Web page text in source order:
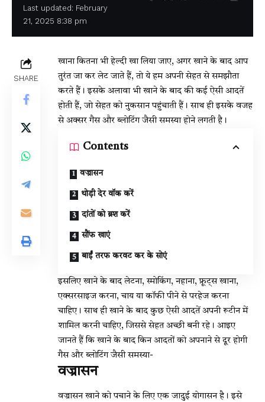
Last updated: February
21, 2025 8:38 pm
SHARE
खाना कितना भी हेल्दी खा लिया जाए, अगर खाने के बाद आप
तुरंत जा कर लेट जाते हैं, तो ये हम अपनी सेहत से समझौता
करते हैं। इसके अलावा भी खाने के बाद की कई ऐसी आदतें
होती हैं, जो सेहत को नुकसान पहुंचाती हैं। साथ ही इसके वजह
से अक्सर गैस और ब्लोटिंग जैसी समस्या होने लगती है।
Contents
वज्रासन
थोड़ी देर वॉक करें
दांतों को ब्रश करें
सौंफ खाएं
बाईं तरफ करवट कर के सोएं
इसलिए खाने के बाद लेटना, स्मोकिंग, नहाना, फ्रूट्स खाना,
एक्सरसाइज करना, चाय या कॉफी पीने से परहेज करना
चाहिए। साथ ही खाने के बाद कुछ ऐसी आदतें अपनी रूटीन में
शामिल करनी चाहिए, जिससे सेहत अच्छी बनी रहे। आइए
जानते हैं कि खाने के बाद किन आदतों को अपनाने से दूर होगी
गैस और ब्लोटिंग जैसी समस्या-
वज्रासन
वज्रासन खाने को पचाने के लिए एक जादुई योगासन है। इसे